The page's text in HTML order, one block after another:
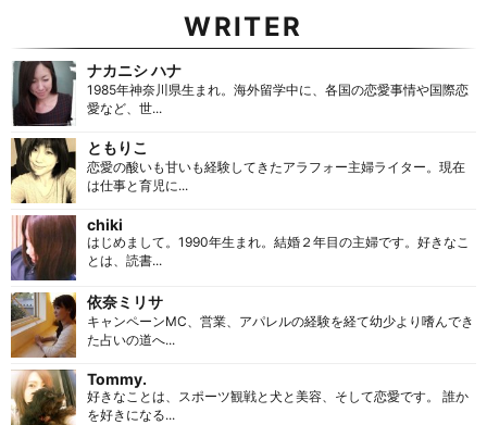
WRITER
ナカニシ ハナ
1985年神奈川県生まれ。海外留学中に、各国の恋愛事情や国際恋
愛など、世...
ともりこ
恋愛の酸いも甘いも経験してきたアラフォー主婦ライター。現在
は仕事と育児に...
chiki
はじめまして。1990年生まれ。結婚２年目の主婦です。好きなこ
とは、読書...
依奈ミリサ
キャンペーンMC、営業、アパレルの経験を経て幼少より嗜んでき
た占いの道へ...
Tommy.
好きなことは、スポーツ観戦と犬と美容、そして恋愛です。 誰か
を好きになる...